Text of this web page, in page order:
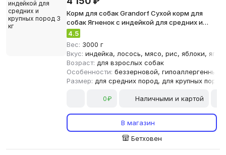
Корм для собак Grandorf Сухой корм для
собак Ягненок с индейкой для средних и
крупных пород 3 кг
4.5
Вес: 3000 г
Вкус: индейка, лосось, мясо, рис, яблоки,
Возраст: для взрослых собак
Особенности: беззерновой, гипоаллергенный
Размер: для средних пород, для крупных пород
0₽ Наличными и картой
В магазин
Бетховен